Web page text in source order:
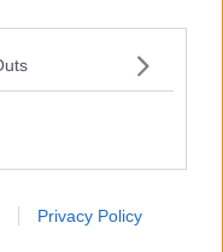
Privacy Policy